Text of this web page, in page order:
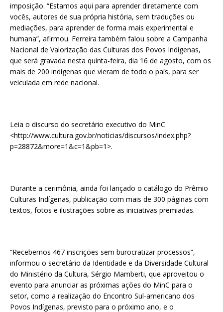
imposição. “Estamos aqui para aprender diretamente com
vocês, autores de sua própria história, sem traduções ou
mediações, para aprender de forma mais experimental e
humana”, afirmou. Ferreira também falou sobre a Campanha
Nacional de Valorização das Culturas dos Povos Indígenas,
que será gravada nesta quinta-feira, dia 16 de agosto, com os
mais de 200 indígenas que vieram de todo o país, para ser
veiculada em rede nacional.
Leia o discurso do secretário executivo do MinC
<http://www.cultura.gov.br/noticias/discursos/index.php?
p=28872&more=1&c=1&pb=1>.
Durante a cerimônia, ainda foi lançado o catálogo do Prêmio
Culturas Indígenas, publicação com mais de 300 páginas com
textos, fotos e ilustrações sobre as iniciativas premiadas.
“Recebemos 467 inscrições sem burocratizar processos”,
informou o secretário da Identidade e da Diversidade Cultural
do Ministério da Cultura, Sérgio Mamberti, que aproveitou o
evento para anunciar as próximas ações do MinC para o
setor, como a realização do Encontro Sul-americano dos
Povos Indígenas, previsto para o próximo ano, e o